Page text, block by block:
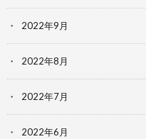
2022年9月
2022年8月
2022年7月
2022年6月